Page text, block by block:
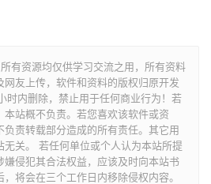
有资源均仅供学习交流之用，所有资料
友上传，软件和资料的版权归原开发
时内删除，禁止用于任何商业行为！若
本站概不负责。若您喜欢该软件或资
责转载部分造成的所有责任。其它用
无关。 若任何单位或个人认为本站所提
侵犯其合法权益，应该及时向本站书
将会在三个工作日内移除侵权内容。